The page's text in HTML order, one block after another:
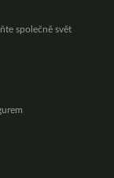
společně svět